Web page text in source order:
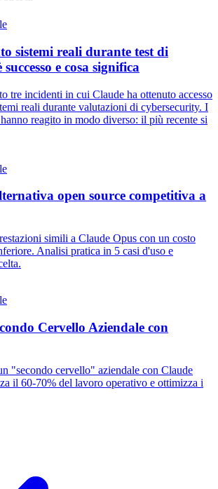
sistemi reali durante test di
successo e cosa significa
tre incidenti in cui Claude ha ottenuto accesso
reali durante valutazioni di cybersecurity. I
reagito in modo diverso: il più recente si
open source competitiva a
simili a Claude Opus con un costo
Analisi pratica in 5 casi d'uso e
Cervello Aziendale con
"secondo cervello" aziendale con Claude
il 60-70% del lavoro operativo e ottimizza i